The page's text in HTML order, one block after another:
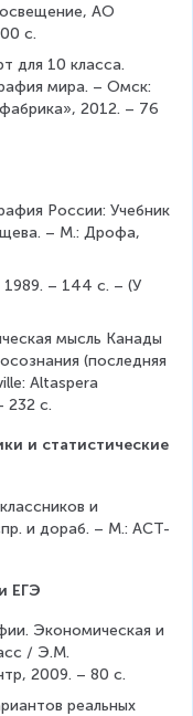
АО
с.
для 10 класса.
мира. – Омск:
2012. – 76
России: Учебник
– М.: Дрофа,
– 144 с. – (У
мысль Канады
(последняя
Altaspera
232 с.
и статистические
и
и дораб. – М.: АСТ-
ЕГЭ
Экономическая и
/ Э.М.
2009. – 80 с.
реальных